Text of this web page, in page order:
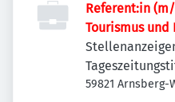
Referent:in
Tourismus
NRW
59821 Arnsberg-